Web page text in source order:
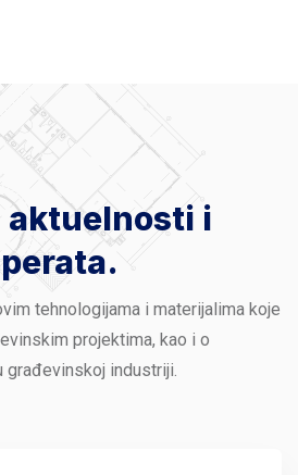
aktuelnosti i
tehnologijama i materijalima koje
projektima, kao i o
građevinskoj industriji.